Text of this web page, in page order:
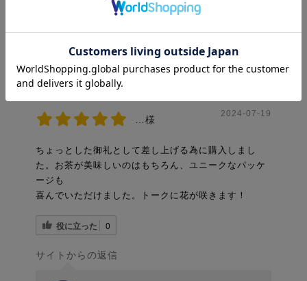
…様
2024-07-19
ちょっとした御礼として差し上げる為に購入しまし
た。お茶が美味しいのはもちろん、ユニークなパッケ
ージも
喜んでいただけました。トークに花が咲きます！
役に立った 0
サイトからの返信